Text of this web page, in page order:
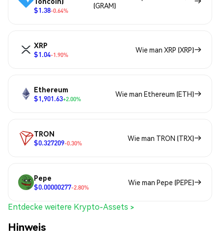
$1.38-0.64%
(GRAM)
XRP
$1.04-1.90%
Wie man XRP (XRP)
Ethereum
$1,901.63+2.00%
Wie man Ethereum (ETH)
TRON
$0.327209-0.30%
Wie man TRON (TRX)
Pepe
$0.00000277-2.80%
Wie man Pepe (PEPE)
Entdecke weitere Krypto-Assets >
Hinweis